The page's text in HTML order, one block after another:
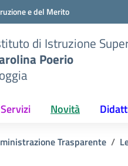
strumenti
e del Merito
di Istruzione
Poerio
Servizi Novità
Trasparente